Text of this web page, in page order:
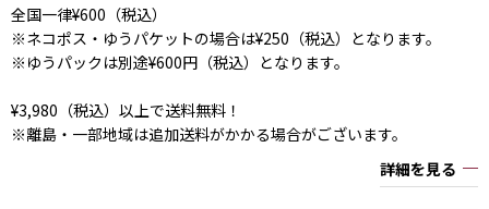
全国一律¥600（税込）
※ネコポス・ゆうパケットの場合は¥250（税込）となります。
※ゆうパックは別途¥600円（税込）となります。
¥3,980（税込）以上で送料無料！
※離島・一部地域は追加送料がかかる場合がございます。
詳細を見る